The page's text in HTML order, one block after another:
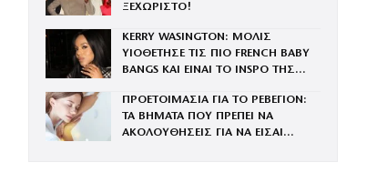
ΞΕΧΩΡΙΣΤΟ!
KERRY WASINGTON: ΜΟΛΙΣ
ΥΙΟΘΕΤΗΣΕ ΤΙΣ ΠΙΟ FRENCH BABY
BANGS ΚΑΙ ΕΙΝΑΙ ΤΟ INSPO ΤΗΣ
ΠΡΟΕΤΟΙΜΑΣΙΑ ΓΙΑ ΤΟ ΡΕΒΕΓΙΟΝ:
ΤΑ ΒΗΜΑΤΑ ΠΟΥ ΠΡΕΠΕΙ ΝΑ
ΑΚΟΛΟΥΘΗΣΕΙΣ ΓΙΑ ΝΑ ΕΙΣΑΙ